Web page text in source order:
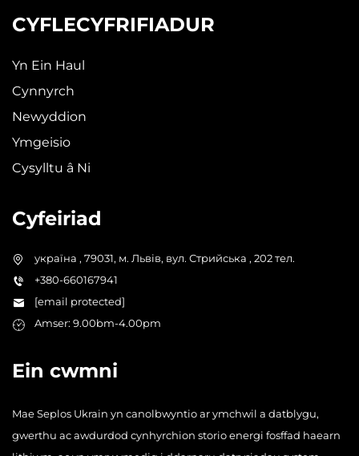
CYFLECYFRIFIADUR
Yn Ein Haul
Cynnyrch
Newyddion
Ymgeisio
Cysylltu â Ni
Cyfeiriad
україна , 79031, м. Львів, вул. Стрийська , 202 тел.
+380-660167941
[email protected]
Amser: 9.00bm-4.00pm
Ein cwmni
Mae Seplos Ukrain yn canolbwyntio ar ymchwil a datblygu,
gwerthu ac awdurdod cynhyrchion storio energi fosffad haearn